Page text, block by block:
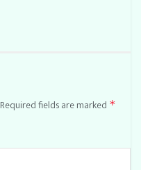
Required fields are marked *